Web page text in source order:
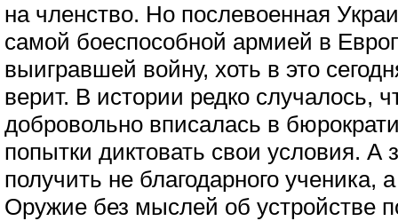
на членство. Но послевоенная
самой боеспособной армией в
выигравшей войну, хоть в это
верит. В истории редко случалось,
добровольно вписалась в
попытки диктовать свои условия. А
получить не благодарного ученика,
Оружие без мыслей об устройстве